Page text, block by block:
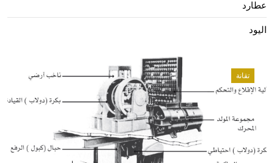
عطارد
اليود
تقانة